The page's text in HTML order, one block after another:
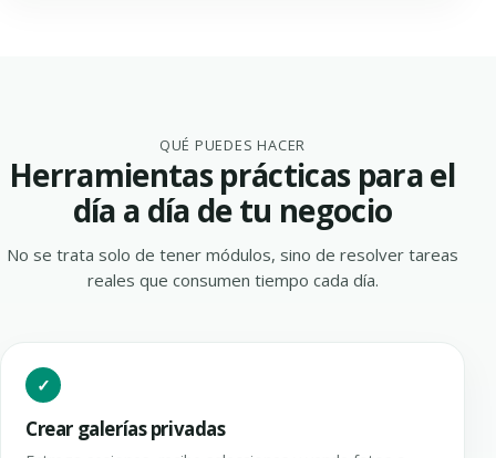
QUÉ PUEDES HACER
Herramientas prácticas para el
día a día de tu negocio
No se trata solo de tener módulos, sino de resolver tareas
reales que consumen tiempo cada día.
Crear galerías privadas